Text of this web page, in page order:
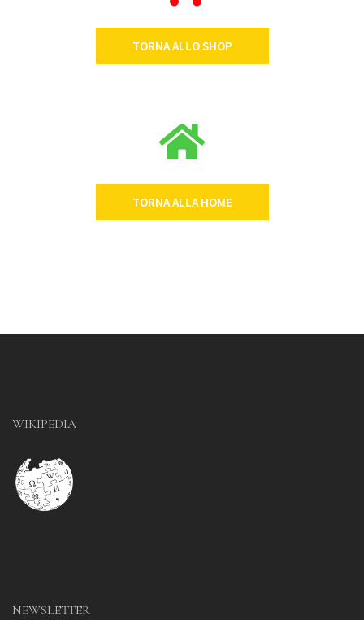
TORNA ALLO SHOP
TORNA ALLA HOME
WIKIPEDIA
NEWSLETTER